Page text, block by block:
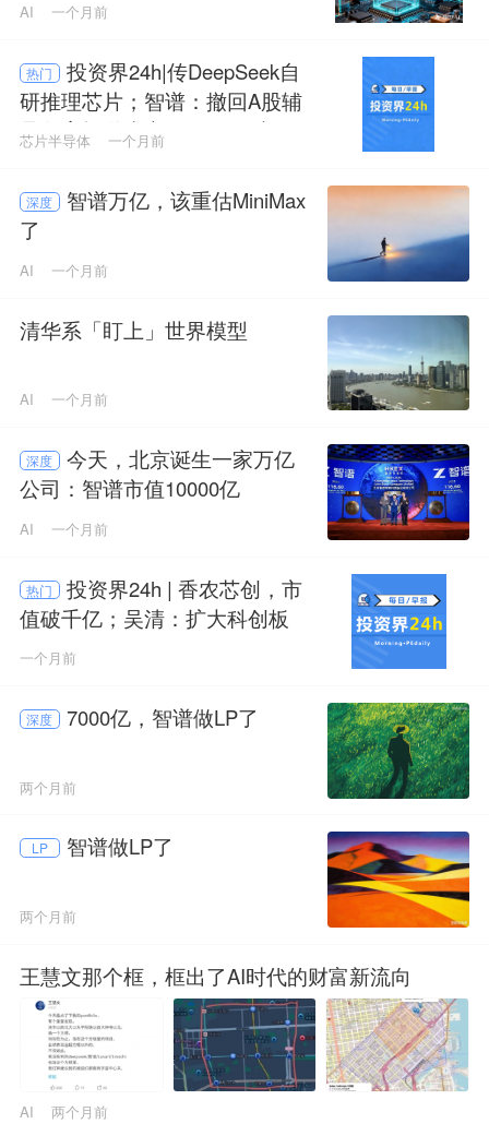
AI 一个月前
热门
投资界24h|传DeepSeek自
研推理芯片；智谱：撤回A股辅
导备案报道失实；SpaceX申请
芯片半导体 一个月前
深度
智谱万亿，该重估MiniMax
了
AI 一个月前
清华系「盯上」世界模型
AI 一个月前
深度
今天，北京诞生一家万亿
公司：智谱市值10000亿
AI 一个月前
热门
投资界24h | 香农芯创，市
值破千亿；吴清：扩大科创板
第五套标准适用范围至人工智
一个月前
深度 7000亿，智谱做LP了
两个月前
LP 智谱做LP了
两个月前
王慧文那个框，框出了AI时代的财富新流向
AI 两个月前